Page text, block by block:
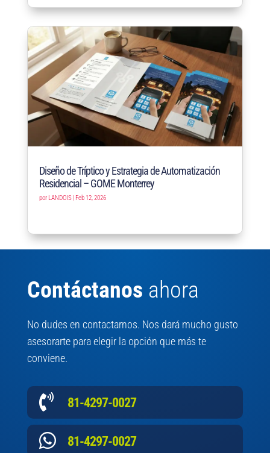
Diseño de Tríptico y Estrategia de Automatización
Residencial – GOME Monterrey
por LANDOIS| Feb 12, 2026
Contáctanos ahora
No dudes en contactarnos. Nos dará mucho gusto
asesorarte para elegir la opción que más te
conviene.
 81-4297-0027
 81-4297-0027